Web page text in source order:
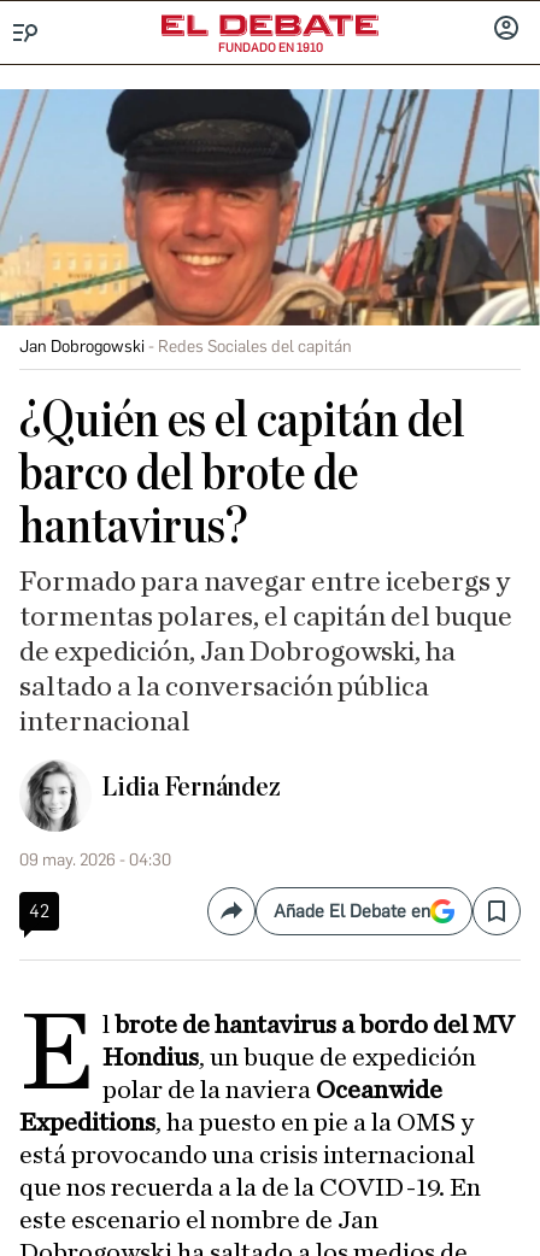
FUNDADO EN 1910
Jan Dobrogowski Redes Sociales del capitán
¿Quién es el capitán del
barco del brote de
hantavirus?
Formado para navegar entre icebergs y
tormentas polares, el capitán del buque
de expedición, Jan Dobrogowski, ha
saltado a la conversación pública
internacional
Lidia Fernández
09 may. 2026 - 04:30
42 CompartirAñade El Debate en Save
E lbrote de hantavirus a bordo del MV
Hondius, un buque de expedición
polar de la naviera Oceanwide
Expeditions, ha puesto en pie a la OMS y
está provocando una crisis internacional
que nos recuerda a la de la COVID-19. En
este escenario el nombre de Jan